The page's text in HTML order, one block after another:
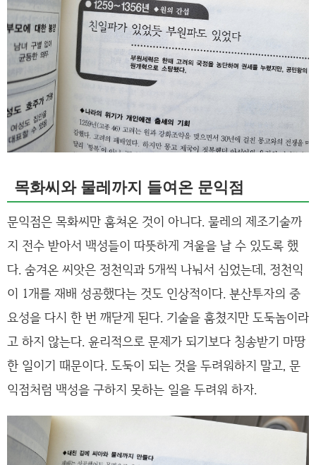
목화씨와 물레까지 들여온 문익점
문익점은 목화씨만 훔쳐온 것이 아니다. 물레의 제조기술까
지 전수 받아서 백성들이 따뜻하게 겨울을 날 수 있도록 했
다. 숨겨온 씨앗은 정천익과 5개씩 나눠서 심었는데, 정천익
이 1개를 재배 성공했다는 것도 인상적이다. 분산투자의 중
요성을 다시 한 번 깨닫게 된다. 기술을 훔쳤지만 도둑놈이라
고 하지 않는다. 윤리적으로 문제가 되기보다 칭송받기 마땅
한 일이기 때문이다. 도둑이 되는 것을 두려워하지 말고, 문
익점처럼 백성을 구하지 못하는 일을 두려워 하자.